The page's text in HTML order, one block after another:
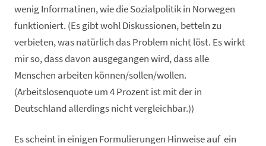
wenig Informatinen, wie die Sozialpolitik in Norwegen
funktioniert. (Es gibt wohl Diskussionen, betteln zu
verbieten, was natürlich das Problem nicht löst. Es wirkt
mir so, dass davon ausgegangen wird, dass alle
Menschen arbeiten können/sollen/wollen.
(Arbeitslosenquote um 4 Prozent ist mit der in
Deutschland allerdings nicht vergleichbar.))
Es scheint in einigen Formulierungen Hinweise auf ein